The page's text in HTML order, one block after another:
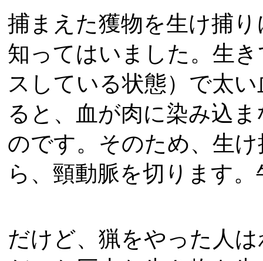
捕まえた獲物を生け捕
知ってはいました。生
スしている状態）で太
ると、血が肉に染み込
のです。そのため、生
ら、頸動脈を切ります
だけど、猟をやった人